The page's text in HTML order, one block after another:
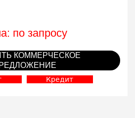
по запросу
КОММЕРЧЕСКОЕ
Кредит